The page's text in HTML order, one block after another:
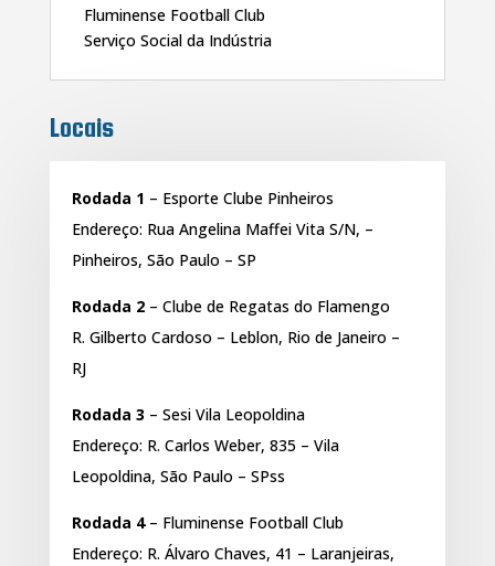
Fluminense Football Club
Serviço Social da Indústria
Locais
Rodada 1 – Esporte Clube Pinheiros
Endereço: Rua Angelina Maffei Vita S/N, –
Pinheiros, São Paulo – SP
Rodada 2– Clube de Regatas do Flamengo
R. Gilberto Cardoso – Leblon, Rio de Janeiro –
RJ
Rodada 3 – Sesi Vila Leopoldina
Endereço: R. Carlos Weber, 835 – Vila
Leopoldina, São Paulo – SPss
Rodada 4– Fluminense Football Club
Endereço: R. Álvaro Chaves, 41 – Laranjeiras,